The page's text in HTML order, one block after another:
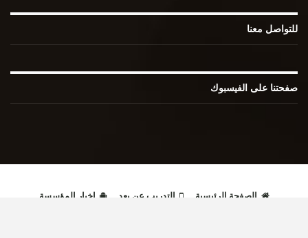
للتواصل معنا
صفحتنا على الفيسبوك
الصفحة الرئيسية التدريب عن بعد
اخبار المؤسسة